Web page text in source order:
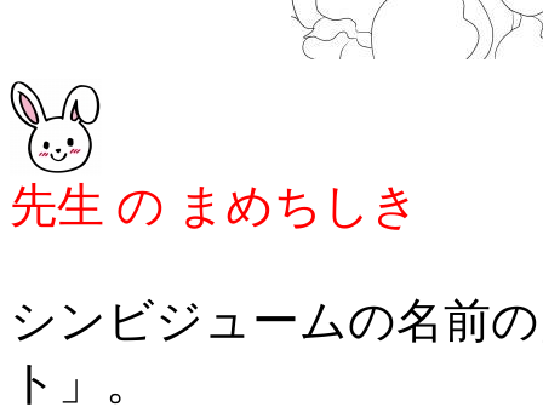
先生 の まめちしき
シンビジュームの名前
ト」。